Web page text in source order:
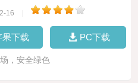
16
果下载 PC下载
，安全绿色